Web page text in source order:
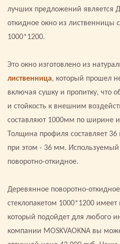
лучших предложений является
откидное окно из лиственницы
1000*1200.
Это окно изготовлено из
лиственница, который прошел
включая сушку и пропитку, что
и стойкость к внешним
составляют 1000мм по ширине
Толщина профиля составляет
при этом - 36 мм. Используемый
поворотно-откидное.
Деревянное поворотно-
стеклопакетом 1000*1200
который подойдет для любого
компании MOSKVAOKNA вы